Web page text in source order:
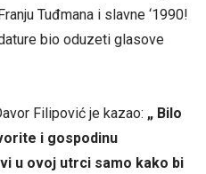
Tuđmana i slavne ‘1990!
bio oduzeti glasove
Filipović je kazao: „ Bilo
i gospodinu
u ovoj utrci samo kako bi